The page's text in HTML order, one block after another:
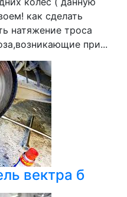
как сделать
натяжение троса
при...
вектра б